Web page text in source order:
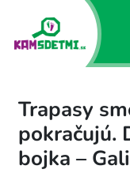
Trapasy
pokračujú.
bojka –